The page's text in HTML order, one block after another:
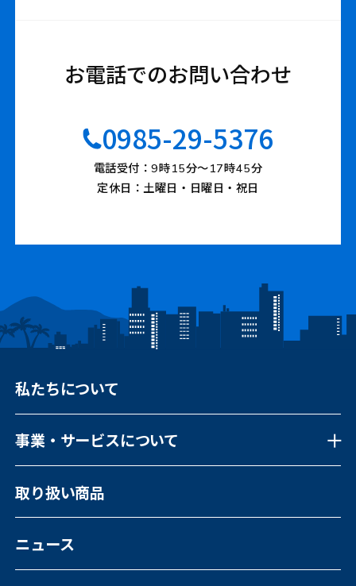
お電話でのお問い合わせ
0985-29-5376
電話受付：9時15分〜17時45分
定休日：土曜日・日曜日・祝日
私たちについて
事業・サービスについて
事業・サービスについて一覧
福祉向けソフトウェア
コンピュータ・OA機器販売
外国人の人材紹介
取り扱い商品
ニュース